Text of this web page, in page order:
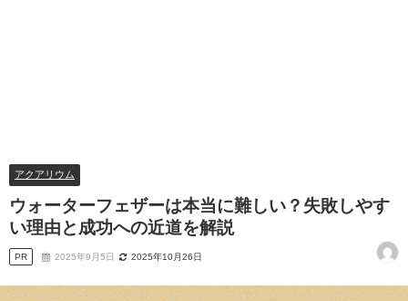
アクアリウム
ウォーターフェザーは本当に難しい？失敗しやす
い理由と成功への近道を解説
PR 2025年9月5日 2025年10月26日